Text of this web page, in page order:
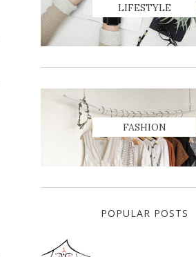
LIFESTYLE
FASHION
POPULAR POSTS